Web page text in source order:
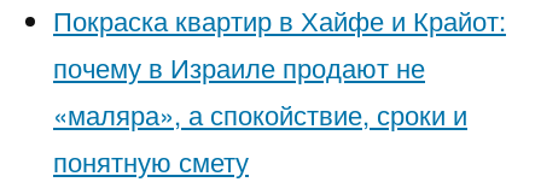
Покраска квартир в Хайфе и Крайот:
почему в Израиле продают не
«маляра», а спокойствие, сроки и
понятную смету